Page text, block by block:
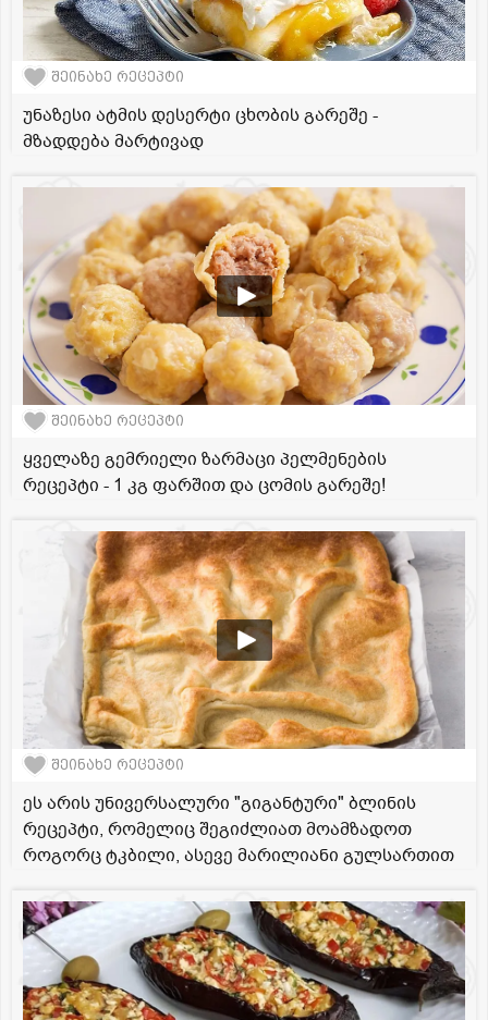
შეინახე რეცეპტი
უნაზესი ატმის დესერტი ცხობის გარეშე -
მზადდება მარტივად
შეინახე რეცეპტი
ყველაზე გემრიელი ზარმაცი პელმენების
რეცეპტი - 1 კგ ფარშით და ცომის გარეშე!
შეინახე რეცეპტი
ეს არის უნივერსალური "გიგანტური" ბლინის
რეცეპტი, რომელიც შეგიძლიათ მოამზადოთ
როგორც ტკბილი, ასევე მარილიანი გულსართით